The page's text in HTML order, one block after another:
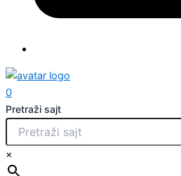
0
Pretraži sajt
×